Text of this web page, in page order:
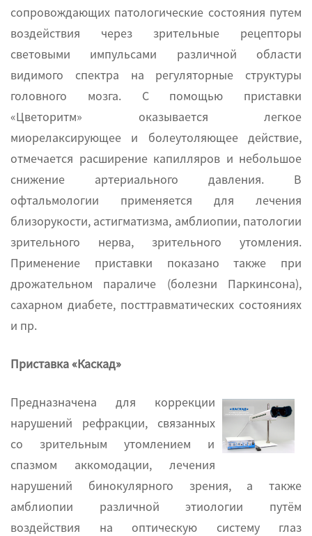
сопровождающих патологические состояния путем
воздействия через зрительные рецепторы
световыми импульсами различной области
видимого спектра на регуляторные структуры
головного мозга. С помощью приставки
«Цветоритм» оказывается легкое
миорелаксирующее и болеутоляющее действие,
отмечается расширение капилляров и небольшое
снижение артериального давления. В
офтальмологии применяется для лечения
близорукости, астигматизма, амблиопии, патологии
зрительного нерва, зрительного утомления.
Применение приставки показано также при
дрожательном параличе (болезни Паркинсона),
сахарном диабете, посттравматических состояниях
и пр.
Приставка «Каскад»
Предназначена для коррекции
нарушений рефракции, связанных
со зрительным утомлением и
спазмом аккомодации, лечения
нарушений бинокулярного зрения, а также
амблиопии различной этиологии путём
воздействия на оптическую систему глаз